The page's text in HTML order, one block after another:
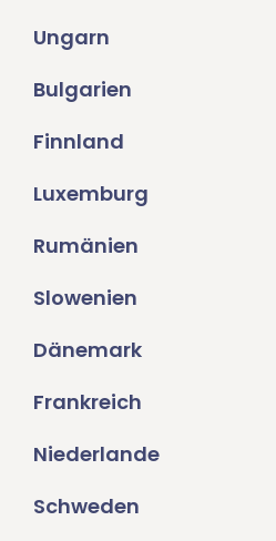
Ungarn
Bulgarien
Finnland
Luxemburg
Rumänien
Slowenien
Dänemark
Frankreich
Niederlande
Schweden